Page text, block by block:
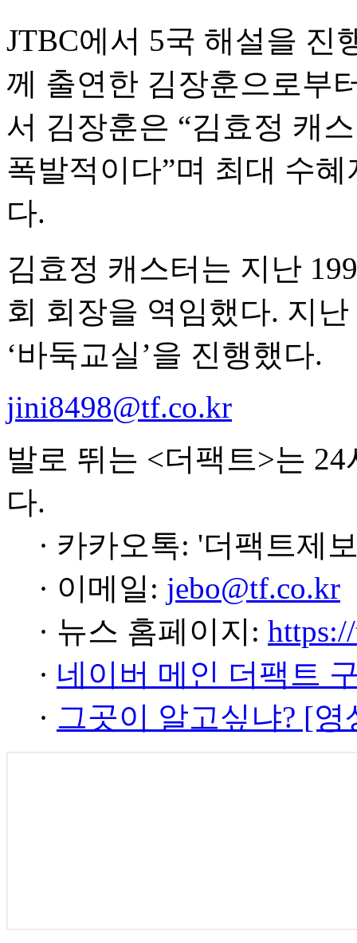
JTBC에서 5국 해설을 진
께 출연한 김장훈으로부
서 김장훈은 “김효정 캐
폭발적이다”며 최대 수
다.
김효정 캐스터는 지난
회 회장을 역임했다. 지
‘바둑교실’을 진행했다.
jini8498@tf.co.kr
발로 뛰는 <더팩트>는
다.
· 카카오톡: '더팩트제
· 이메일: jebo@tf.co.kr
· 뉴스 홈페이지:
· 네이버 메인 더팩트
· 그곳이 알고싶냐? [